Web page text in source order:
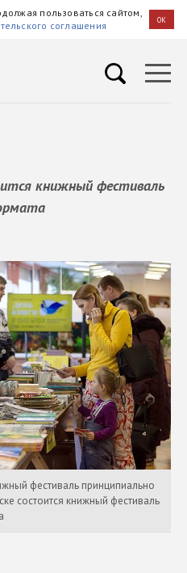
пользоваться сайтом,
соглашения OK
книжный фестиваль
фестиваль принципиально
состоится книжный фестиваль